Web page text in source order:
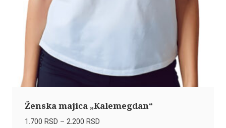
Ženska majica „Kalemegdan“
1.700 RSD – 2.200 RSDRaspon